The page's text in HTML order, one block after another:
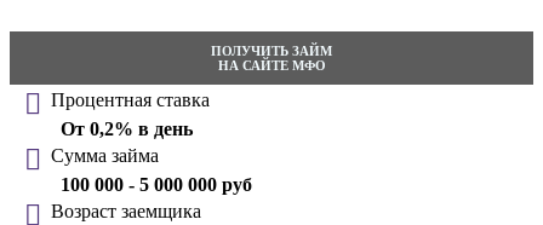
ПОЛУЧИТЬ ЗАЙМ
НА САЙТЕ МФО
Процентная ставка
От 0,2% в день
Сумма займа
100 000 - 5 000 000 руб
Возраст заемщика